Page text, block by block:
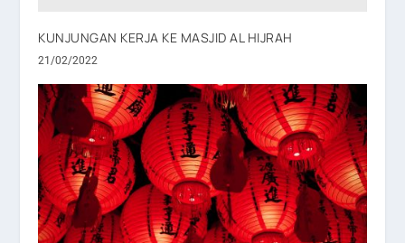
KUNJUNGAN KERJA KE MASJID AL HIJRAH
21/02/2022